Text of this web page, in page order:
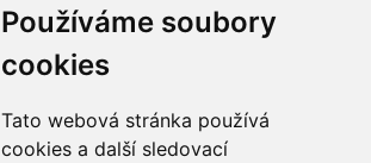
Používáme soubory
cookies
Tato webová stránka používá
cookies a další sledovací
RECHTE & FRISTEN
KUNDENSERVICE
HILFE & SERVICE